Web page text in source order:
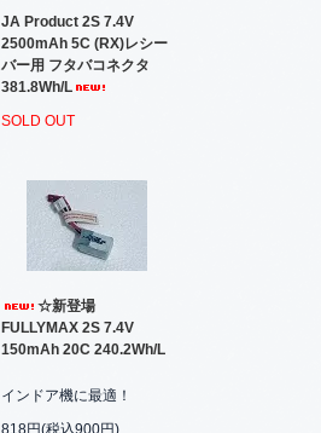
JA Product 2S 7.4V
2500mAh 5C (RX)レシー
バー用 フタバコネクタ
381.8Wh/L
SOLD OUT
☆新登場
FULLYMAX 2S 7.4V
150mAh 20C 240.2Wh/L
インドア機に最適！
818円(税込900円)